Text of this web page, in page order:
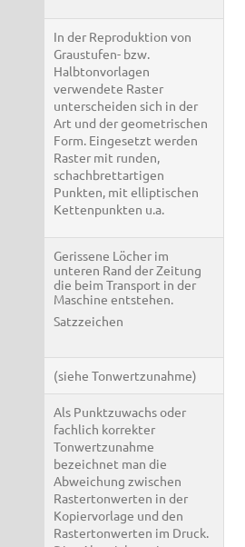
In der Reproduktion von
Graustufen- bzw.
Halbtonvorlagen
verwendete Raster
unterscheiden sich in der
Art und der geometrischen
Form. Eingesetzt werden
Raster mit runden,
schachbrettartigen
Punkten, mit elliptischen
Kettenpunkten u.a.
Gerissene Löcher im
unteren Rand der Zeitung
die beim Transport in der
Maschine entstehen.
Satzzeichen
(siehe Tonwertzunahme)
Als Punktzuwachs oder
fachlich korrekter
Tonwertzunahme
bezeichnet man die
Abweichung zwischen
Rastertonwerten in der
Kopiervorlage und den
Rastertonwerten im Druck.